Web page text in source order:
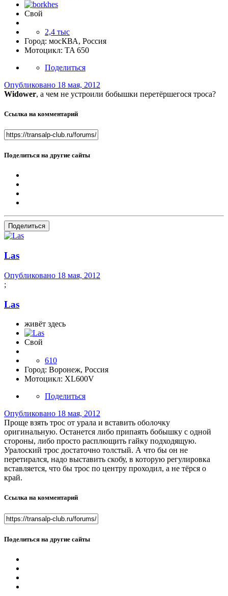
Свой
2,4 тыс
Город: мосКВА, Россия
Мотоцикл: TA 650
Поделиться
Опубликовано 18 мая, 2012
Widower, а чем не устроили бобышки перетёршегося троса?
Ссылка на комментарий
Поделиться на другие сайты
Поделиться
Las
Опубликовано 18 мая, 2012
;
Las
живёт здесь
Свой
610
Город: Воронеж, Россия
Мотоцикл: XL600V
Поделиться
Опубликовано 18 мая, 2012
Проще взять трос от урала и вставить оболочку
оригинальную. Останется либо припаять бобышку с одной
стороны, либо просто расплющить гайку подходящую.
Уралоский трос достаточно толстый. А что бы он не
перетирался, надо выставить скобу, в которую регулировка
вставляется, что бы трос по центру проходил, а не тёрся о
край.
Ссылка на комментарий
Поделиться на другие сайты